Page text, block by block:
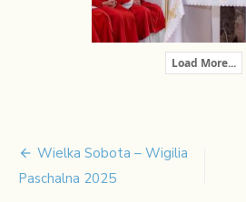
Load More...
Nawigacja
Wielka Sobota – Wigilia
Paschalna 2025